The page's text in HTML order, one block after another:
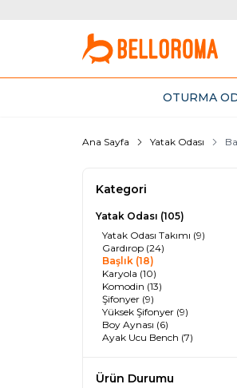
OTURMA
Ana Sayfa Yatak Odası
Kategori
Yatak Odası (105)
Yatak Odası Takımı (9)
Gardırop (24)
Başlık (18)
Karyola (10)
Komodin (13)
Şifonyer (9)
Yüksek Şifonyer (9)
Boy Aynası (6)
Ayak Ucu Bench (7)
Ürün Durumu